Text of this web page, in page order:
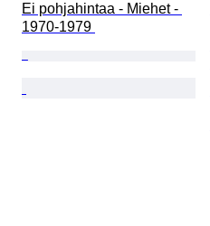
Ei pohjahintaa - Miehet -
1970-1979